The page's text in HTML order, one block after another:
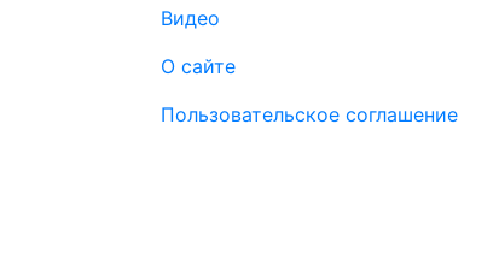
Видео
О сайте
Пользовательское соглашение